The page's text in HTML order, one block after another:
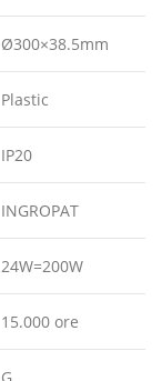
Ø300×38.5mm
Plastic
IP20
INGROPAT
24W=200W
15.000 ore